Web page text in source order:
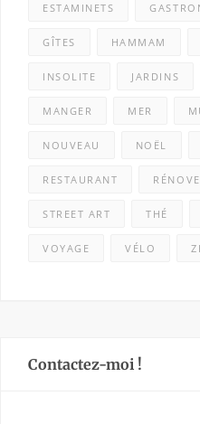
ESTAMINETS
GÎTES HAMMAM
INSOLITE JARDINS
MANGER MER
NOUVEAU NOËL
RESTAURANT
STREET ART THÉ
VOYAGE VÉLO
Contactez-moi !